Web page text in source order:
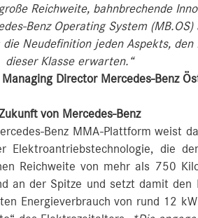
Reichweite, bahnbrechende
Operating System
Neudefinition jeden Aspekts, den
dieser Klasse erwarten.“
Director Mercedes-Benz
von Mercedes-Benz
Benz MMA-Plattform weist
die
Reichweite von mehr als 750
an der Spitze und setzt damit den
Energieverbrauch von rund 12